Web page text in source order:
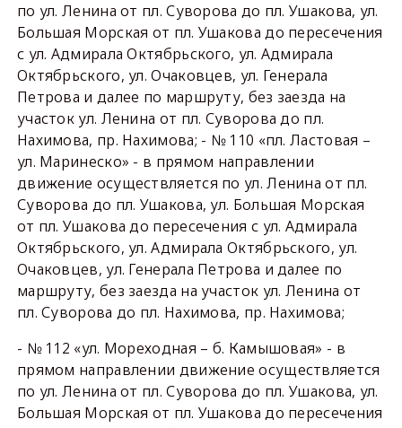
по ул. Ленина от пл. Суворова до пл. Ушакова, ул.
Большая Морская от пл. Ушакова до пересечения
с ул. Адмирала Октябрьского, ул. Адмирала
Октябрьского, ул. Очаковцев, ул. Генерала
Петрова и далее по маршруту, без заезда на
участок ул. Ленина от пл. Суворова до пл.
Нахимова, пр. Нахимова; - № 110 «пл. Ластовая –
ул. Маринеско» - в прямом направлении
движение осуществляется по ул. Ленина от пл.
Суворова до пл. Ушакова, ул. Большая Морская
от пл. Ушакова до пересечения с ул. Адмирала
Октябрьского, ул. Адмирала Октябрьского, ул.
Очаковцев, ул. Генерала Петрова и далее по
маршруту, без заезда на участок ул. Ленина от
пл. Суворова до пл. Нахимова, пр. Нахимова;
- № 112 «ул. Мореходная – б. Камышовая» - в
прямом направлении движение осуществляется
по ул. Ленина от пл. Суворова до пл. Ушакова, ул.
Большая Морская от пл. Ушакова до пересечения